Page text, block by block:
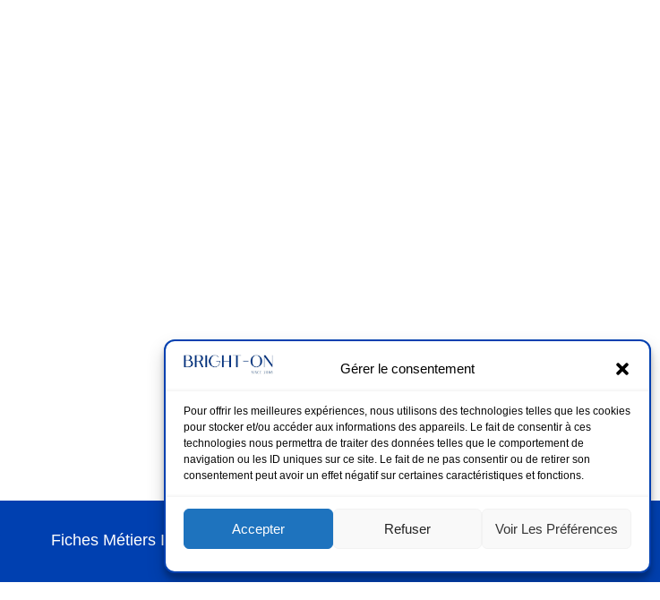
Gérer le consentement
Pour offrir les meilleures expériences, nous utilisons des technologies telles que les cookies
pour stocker et/ou accéder aux informations des appareils. Le fait de consentir à ces
technologies nous permettra de traiter des données telles que le comportement de
navigation ou les ID uniques sur ce site. Le fait de ne pas consentir ou de retirer son
consentement peut avoir un effet négatif sur certaines caractéristiques et fonctions.
Accepter Refuser Voir Les Préférences
Fiches Métiers IT Nos Références Contact Mentions Légales